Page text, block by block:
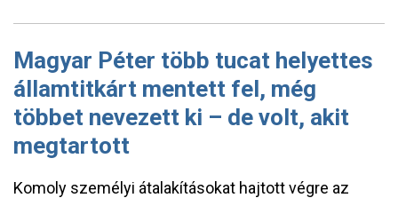
Magyar Péter több tucat helyettes
államtitkárt mentett fel, még
többet nevezett ki – de volt, akit
megtartott
Komoly személyi átalakításokat hajtott végre az